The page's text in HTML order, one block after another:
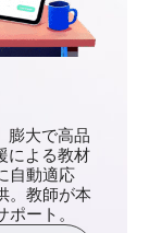
膨大で高品
による教材
自動適応
。教師が本
ート。